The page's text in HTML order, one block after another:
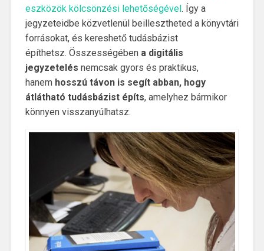
eszközök kölcsönzési lehetőségével. Így a
jegyzeteidbe közvetlenül beillesztheted a könyvtári
forrásokat, és kereshető tudásbázist
építhetsz. Összességében a digitális
jegyzetelés nemcsak gyors és praktikus,
hanem hosszú távon is segít abban, hogy
átlátható tudásbázist építs, amelyhez bármikor
könnyen visszanyúlhatsz.